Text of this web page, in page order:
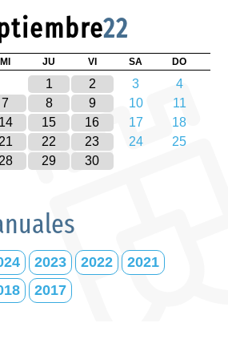
22
MI JU VI SA DO
1 2 3
4
7 8 9 10
11
14 15 16 17
18
21 22 23 24
25
28 29 30
2023 2022
2021
2017